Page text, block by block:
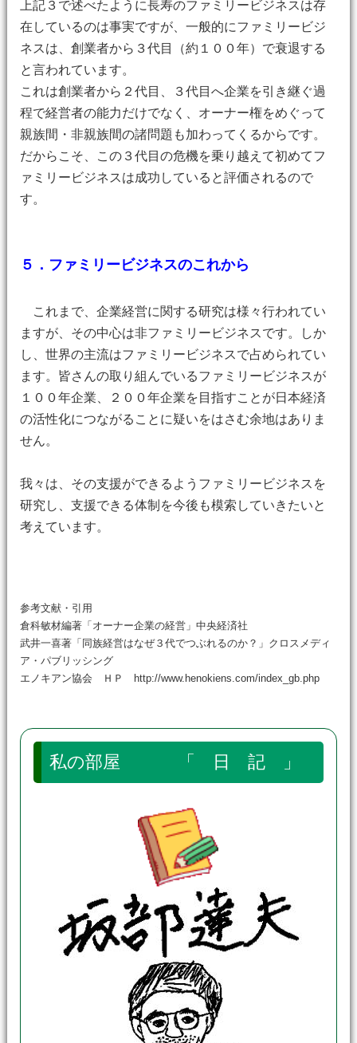
上記３で述べたように長寿のファミリービジネスは存
在しているのは事実ですが、一般的にファミリービジ
ネスは、創業者から３代目（約１００年）で衰退する
と言われています。
これは創業者から２代目、３代目へ企業を引き継ぐ過
程で経営者の能力だけでなく、オーナー権をめぐって
親族間・非親族間の諸問題も加わってくるからです。
だからこそ、この３代目の危機を乗り越えて初めてフ
ァミリービジネスは成功していると評価されるので
す。
５．ファミリービジネスのこれから
これまで、企業経営に関する研究は様々行われてい
ますが、その中心は非ファミリービジネスです。しか
し、世界の主流はファミリービジネスで占められてい
ます。皆さんの取り組んでいるファミリービジネスが
１００年企業、２００年企業を目指すことが日本経済
の活性化につながることに疑いをはさむ余地はありま
せん。
我々は、その支援ができるようファミリービジネスを
研究し、支援できる体制を今後も模索していきたいと
考えています。
参考文献・引用
倉科敏材編著「オーナー企業の経営」中央経済社
武井一喜著「同族経営はなぜ３代でつぶれるのか？」クロスメディ
ア・パブリッシング
エノキアン協会 ＨＰ http://www.henokiens.com/index_gb.php
私の部屋 「 日 記 」